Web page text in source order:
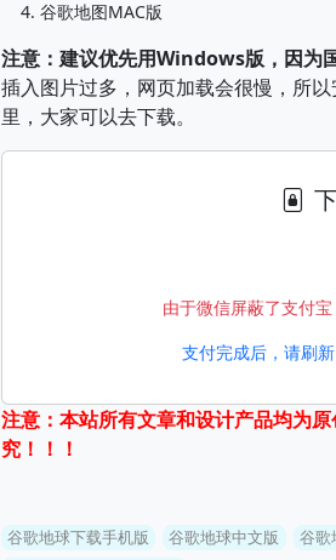
谷歌地图MAC版
注意：建议优先用Windows版，因为
插入图片过多，网页加载会很慢，所
里，大家可以去下载。
由于微信屏蔽了支付
支付完成后，请刷
注意：本站所有文章和设计产品均为
究！！！
谷歌地球下载手机版 谷歌地球中文版 谷歌